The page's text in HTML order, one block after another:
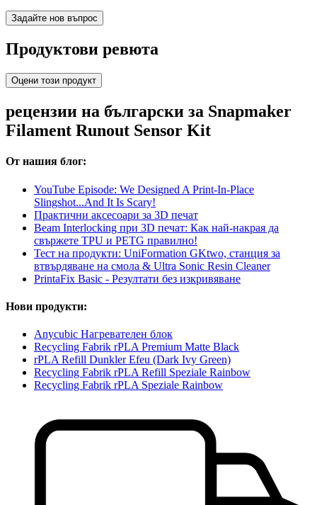
Задайте нов въпрос
Продуктови ревюта
Оцени този продукт
рецензии на български за Snapmaker
Filament Runout Sensor Kit
От нашия блог:
YouTube Episode: We Designed A Print-In-Place
Slingshot...And It Is Scary!
Практични аксесоари за 3D печат
Beam Interlocking при 3D печат: Как най-накрая да
свържете TPU и PETG правилно!
Тест на продукти: UniFormation GKtwo, станция за
втвърдяване на смола & Ultra Sonic Resin Cleaner
PrintaFix Basic - Резултати без изкривяване
Нови продукти:
Anycubic Нагревателен блок
Recycling Fabrik rPLA Premium Matte Black
rPLA Refill Dunkler Efeu (Dark Ivy Green)
Recycling Fabrik rPLA Refill Speziale Rainbow
Recycling Fabrik rPLA Speziale Rainbow